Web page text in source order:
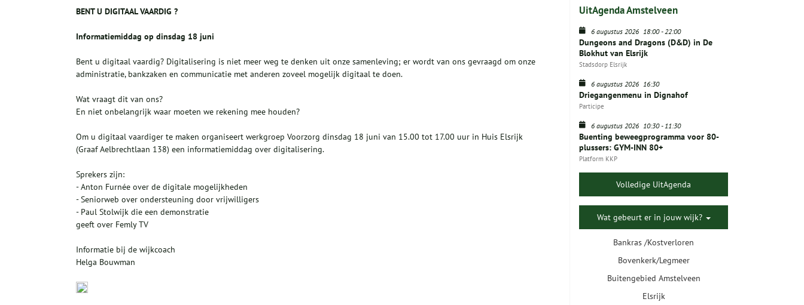
BENT U DIGITAAL VAARDIG ?
Informatiemiddag op dinsdag 18 juni
Bent u digitaal vaardig? Digitalisering is niet meer weg te denken uit onze samenleving; er wordt van ons gevraagd om onze
administratie, bankzaken en communicatie met anderen zoveel mogelijk digitaal te doen.
Wat vraagt dit van ons?
En niet onbelangrijk waar moeten we rekening mee houden?
Om u digitaal vaardiger te maken organiseert werkgroep Voorzorg dinsdag 18 juni van 15.00 tot 17.00 uur in Huis Elsrijk
(Graaf Aelbrechtlaan 138) een informatiemiddag over digitalisering.
Sprekers zijn:
- Anton Furnée over de digitale mogelijkheden
- Seniorweb over ondersteuning door vrijwilligers
- Paul Stolwijk die een demonstratie
geeft over Femly TV
Informatie bij de wijkcoach
Helga Bouwman
UitAgenda Amstelveen
6 augustus 2026 18:00-22:00
Dungeons and Dragons (D&D) in De
Blokhut van Elsrijk
Stadsdorp Elsrijk
6 augustus 2026 16:30
Driegangenmenu in Dignahof
Participe
6 augustus 2026 10:30-11:30
Buenting beweegprogramma voor 80-
plussers: GYM-INN 80+
Platform KKP
Volledige UitAgenda
Wat gebeurt er in jouw wijk?
Bankras /Kostverloren
Bovenkerk/Legmeer
Buitengebied Amstelveen
Elsrijk